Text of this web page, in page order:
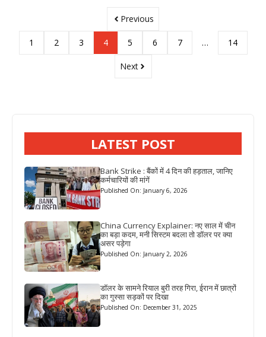
Previous
1 2 3 4 5 6 7 … 14
Next
LATEST POST
Bank Strike : बैंकों में 4 दिन की हड़ताल, जानिए
कर्मचारियों की मांगें
Published On: January 6, 2026
China Currency Explainer: नए साल में चीन
का बड़ा कदम, मनी सिस्टम बदला तो डॉलर पर क्या
असर पड़ेगा
Published On: January 2, 2026
डॉलर के सामने रियाल बुरी तरह गिरा, ईरान में छात्रों
का गुस्सा सड़कों पर दिखा
Published On: December 31, 2025